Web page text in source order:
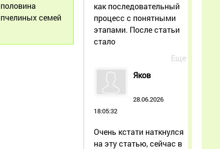
половина
пчелиных семей
как последовательный
процесс с понятными
этапами. После статьи
стало
Еще
Яков
28.06.2026
18:05:32
Очень кстати наткнулся
на эту статью, сейчас в